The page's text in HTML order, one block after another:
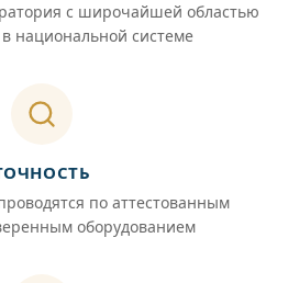
с широчайшей областью
национальной системе
по аттестованным
оборудованием